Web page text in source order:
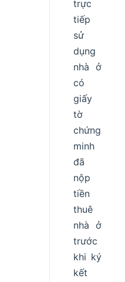
trực
tiếp
sử
dụng
nhà ở
có
giấy
tờ
chứng
minh
đã
nộp
tiền
thuê
nhà ở
trước
khi ký
kết